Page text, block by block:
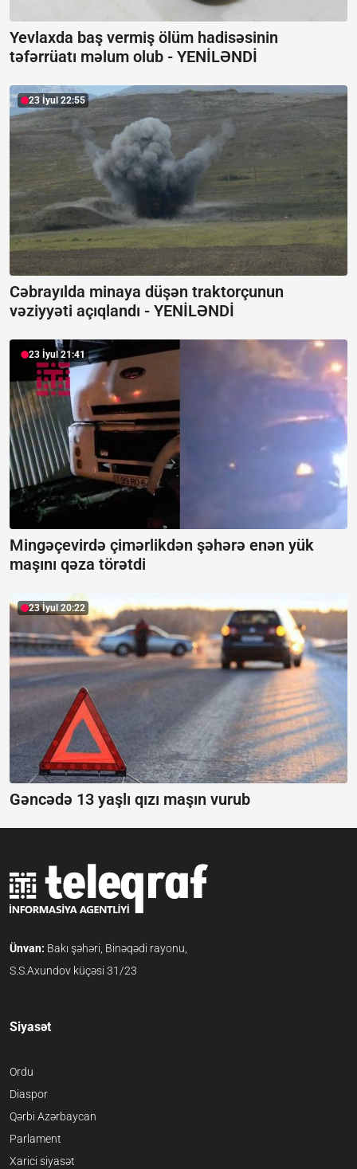
Yevlaxda baş vermiş ölüm hadisəsinin
təfərrüatı məlum olub - YENİLƏNDİ
23 İyul 22:55
Cəbrayılda minaya düşən traktorçunun
vəziyyəti açıqlandı - YENİLƏNDİ
23 İyul 21:41
Mingəçevirdə çimərlikdən şəhərə enən yük
maşını qəza törətdi
23 İyul 20:22
Gəncədə 13 yaşlı qızı maşın vurub
Ünvan: Bakı şəhəri, Binəqədi rayonu,
S.S.Axundov küçəsi 31/23
Siyasət
Ordu
Diaspor
Qərbi Azərbaycan
Parlament
Xarici siyasət